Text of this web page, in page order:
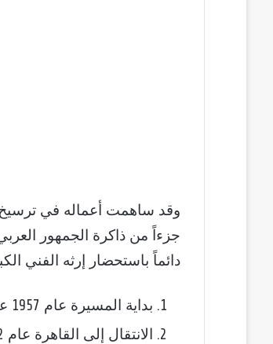
وقد ساهمت أعماله في ترسيخ
جزءاً من ذاكرة الجمهور
دائماً باستحضار إرثه الفني
بداية المسيرة عام 1957 عبر الإذاعة المغربية.
الانتقال إلى القاهرة عام 1962 والتأثر بالموسيقى العربية.